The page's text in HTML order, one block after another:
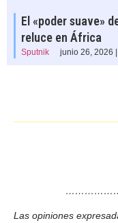
El «poder suave»
reluce en África
Sputnik junio 26, 2026
Las opiniones